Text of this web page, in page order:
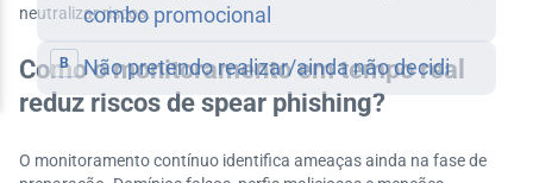
neutralizar riscos.
Como o monitoramento em tempo real
reduz riscos de spear phishing?
O monitoramento contínuo identifica ameaças ainda na fase de